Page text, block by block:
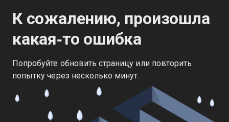
К сожалению, произошла
какая‑то ошибка
Попробуйте обновить страницу или повторить
попытку через несколько минут.